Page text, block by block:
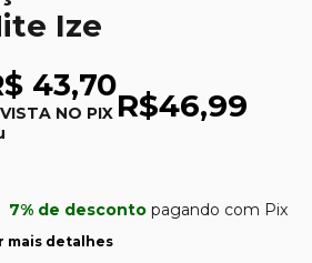
Ize
43,70
NO PIX R$46,99
7% de descontopagando com Pix
mais detalhes